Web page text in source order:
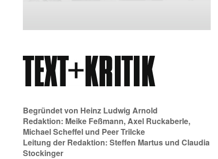
Begründet von Heinz Ludwig Arnold
Redaktion: Meike Feßmann,Axel Ruckaberle,
Michael Scheffel und Peer Trilcke
Leitung der Redaktion: Steffen Martus und Claudia
Stockinger